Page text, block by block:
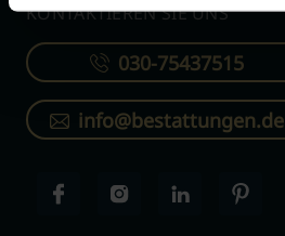
KONTAKTIEREN SIE UNS
030-75437515
info@bestattungen.de